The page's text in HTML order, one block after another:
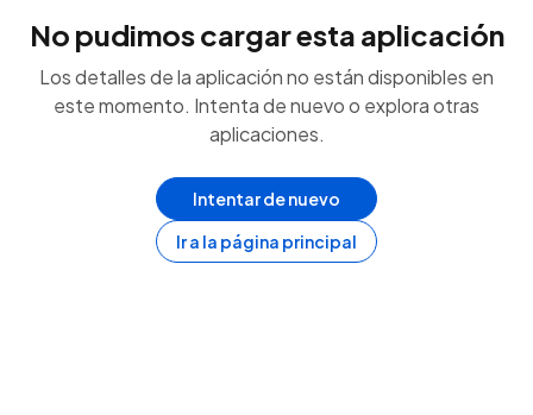
No pudimos cargar esta aplicación
Los detalles de la aplicación no están disponibles en
este momento. Intenta de nuevo o explora otras
aplicaciones.
Intentar de nuevo
Ir a la página principal